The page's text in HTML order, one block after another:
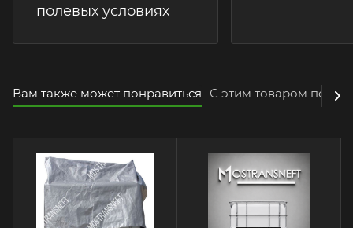
полевых условиях
Вам также может понравиться С этим товаром